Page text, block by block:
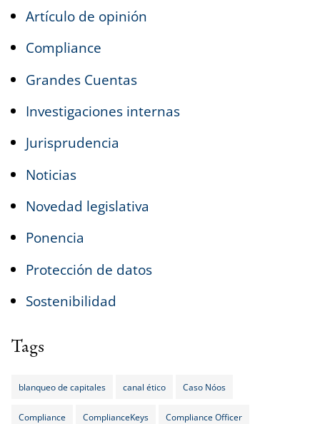
Artículo de opinión
Compliance
Grandes Cuentas
Investigaciones internas
Jurisprudencia
Noticias
Novedad legislativa
Ponencia
Protección de datos
Sostenibilidad
Tags
blanqueo de capitales canal ético Caso Nóos
Compliance ComplianceKeys Compliance Officer